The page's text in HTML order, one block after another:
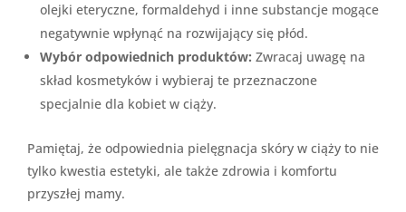
olejki eteryczne, formaldehyd i inne substancje mogące
negatywnie wpłynąć na rozwijający się płód.
Wybór odpowiednich produktów: Zwracaj uwagę na
skład kosmetyków i wybieraj te przeznaczone
specjalnie dla kobiet w ciąży.
Pamiętaj, że odpowiednia pielęgnacja skóry w ciąży to nie
tylko kwestia estetyki, ale także zdrowia i komfortu
przyszłej mamy.